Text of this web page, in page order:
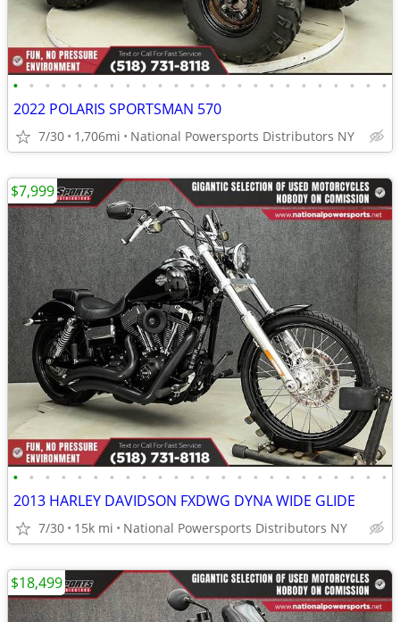
• • • • • • • • • • • • • • • • • • • • • • • •
2022 POLARIS SPORTSMAN 570
7/30 1,706mi National Powersports Distributors NY
• • • • • • • • • • • • • • • • • • • • • • • •
2013 HARLEY DAVIDSON FXDWG DYNA WIDE GLIDE
7/30 15k mi National Powersports Distributors NY
$7,999
$18,499